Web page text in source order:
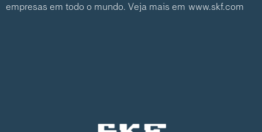
empresas em todo o mundo. Veja mais em www.skf.com